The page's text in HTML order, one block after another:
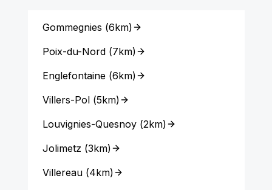
Gommegnies (6km)
Poix-du-Nord(7km)
Englefontaine(6km)
Villers-Pol(5km)
Louvignies-Quesnoy(2km)
Jolimetz (3km)
Villereau(4km)